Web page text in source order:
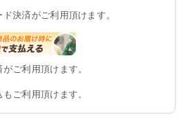
決済がご利用頂けます。
ご利用頂けます。
ご利用頂けます。